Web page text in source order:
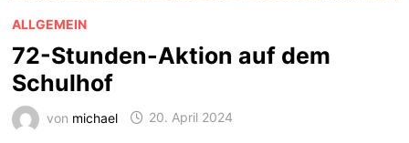
ALLGEMEIN
72-Stunden-Aktion auf dem
Schulhof
von michael 20. April 2024